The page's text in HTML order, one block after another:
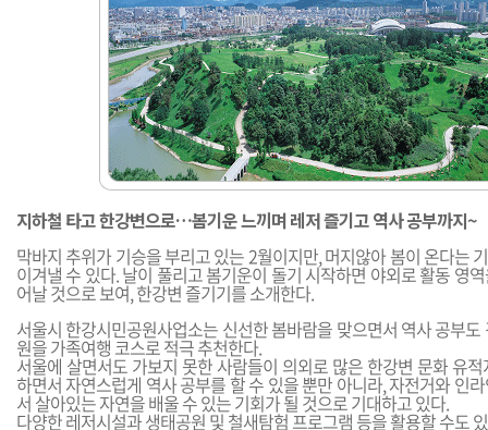
지하철 타고 한강변으로…봄기운 느끼며 레저 즐기고 역사 공부까지~
막바지 추위가 기승을 부리고 있는 2월이지만, 머지않아 봄이 온다는
이겨낼 수 있다. 날이 풀리고 봄기운이 돌기 시작하면 야외로 활동 영
어날 것으로 보여, 한강변 즐기기를 소개한다.
서울시 한강시민공원사업소는 신선한 봄바람을 맞으면서 역사 공부
원을 가족여행 코스로 적극 추천한다.
서울에 살면서도 가보지 못한 사람들이 의외로 많은 한강변 문화 유
하면서 자연스럽게 역사 공부를 할 수 있을 뿐만 아니라, 자전거와 인
서 살아있는 자연을 배울 수 있는 기회가 될 것으로 기대하고 있다.
다양한 레저시설과 생태공원 및 철새탐험 프로그램 등을 활용할 수도